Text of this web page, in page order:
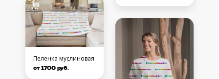
Пеленка муслиновая
от 1700 руб.